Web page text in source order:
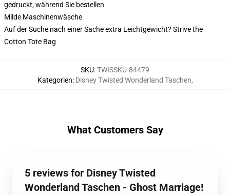
gedruckt, während Sie bestellen
Milde Maschinenwäsche
Auf der Suche nach einer Sache extra Leichtgewicht? Strive the
Cotton Tote Bag
SKU:TWISSKU-84479
Kategorien: Disney Twisted Wonderland Taschen,
What Customers Say
5 reviews for Disney Twisted
Wonderland Taschen - Ghost Marriage!